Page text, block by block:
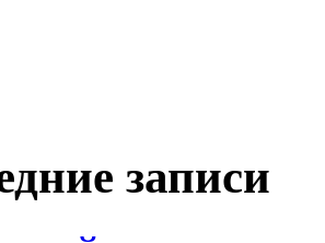
записи